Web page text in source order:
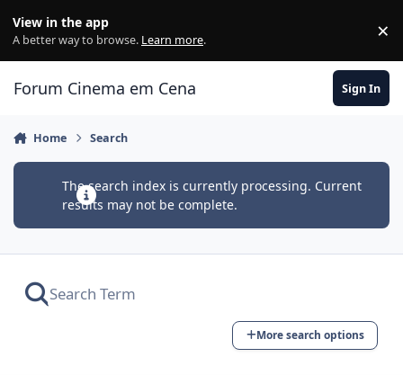
View in the app
A better way to browse. Learn more. ×
Forum Cinema em Cena Sign In
Home Search
The search index is currently processing. Current
results may not be complete.
More search options